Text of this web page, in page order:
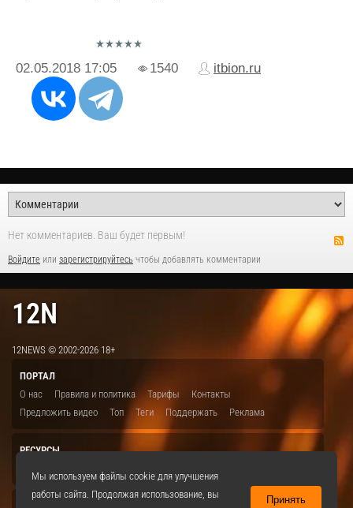
02.05.2018 17:05 1540 itbion.ru
Нет комментариев. Ваш будет первым!
Войдите или зарегистрируйтесь чтобы добавлять комментарии
12N
12NEWS © 2002-2026 18+
ПОРТАЛ
О нас
Правила и политика Тарифы
Контакты
Предложить видео
Топ Теги Поддержать Реклама
РЕСУРСЫ
Мы используем файлы cookie для улучшения
работы сайта. Продолжая использование, вы
Принять